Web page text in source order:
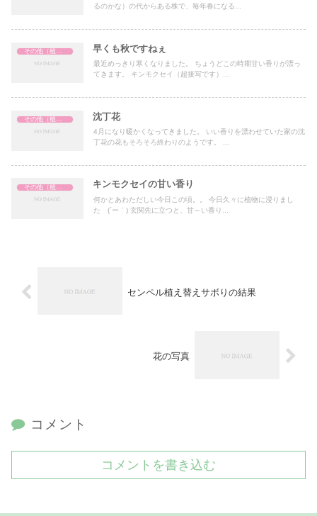
るのかな）の代からある株で、毎年春になる...
早くも秋ですねぇ
最近めっきり寒くなりました。 ちょうどこの時期甘い香りが漂っ
てきます。 キンモクセイ（超接写です）...
沈丁花
4月になり暖かくなってきました。 いい香りを漂わせていた家の沈
丁花の花もそろそろ終わりのようです。 ...
キンモクセイの甘い香り
何かとあわただしい今日この頃。。 今日久々に植物に浸りまし
た (´ー｀) 玄関先に立つと、甘～い香り...
センペル植え替えサボりの結果
花の写真
コメント
コメントを書き込む